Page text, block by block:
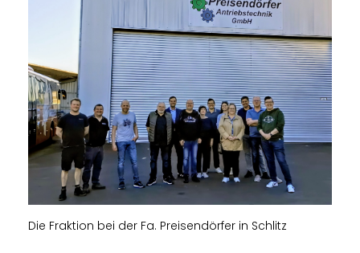
Die Fraktion bei der Fa. Preisendörfer in Schlitz